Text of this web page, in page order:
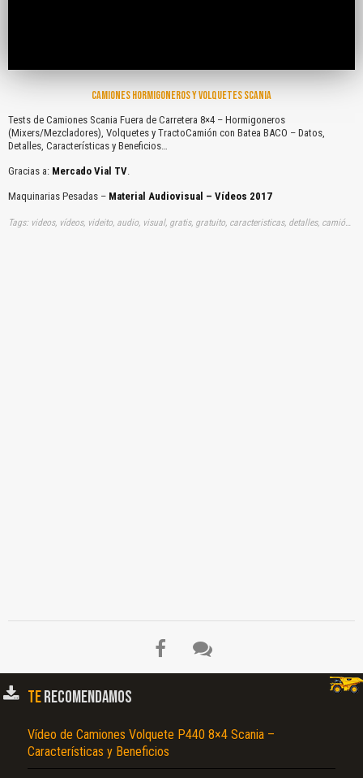
CAMIONES HORMIGONEROS Y VOLQUETES SCANIA
Tests de Camiones Scania Fuera de Carretera 8×4 – Hormigoneros
(Mixers/Mezcladores), Volquetes y TractoCamión con Batea BACO – Datos,
Detalles, Características y Beneficios…
Gracias a: Mercado Vial TV.
Maquinarias Pesadas – Material Audiovisual – Vídeos 2017
Tags: videos, vídeos, videito, audio, visual, gratis, gratuito, caracteristicas, detalles, camión, scanias, hormigoneros, hormigoneras, hormigó, volqueteros, volquetes, volcadores, mezcladoras, tractos, tractocamiones, bateas
TERECOMENDAMOS
Vídeo de Camiones Volquete P440 8×4 Scania –
Características y Beneficios